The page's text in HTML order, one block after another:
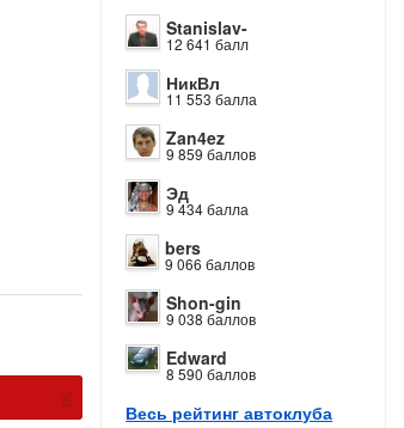
Stanislav-
12 641 балл
НикВл
11 553 балла
Zan4ez
9 859 баллов
Эд
9 434 балла
bers
9 066 баллов
Shon-gin
9 038 баллов
Edward
8 590 баллов
Весь рейтинг автоклуба
х